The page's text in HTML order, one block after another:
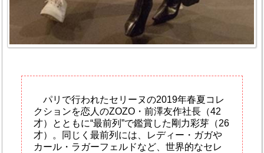
パリで行われたセリーヌの2019年春夏コレ
クションを恋人のZOZO・前澤友作社長（42
才）とともに“最前列”で鑑賞した剛力彩芽（26
才）。同じく最前列には、レディー・ガガや
カール・ラガーフェルドなど、世界的なセレ